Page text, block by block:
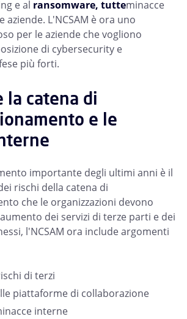
e al ransomware, tutteminacce
aziende. L'NCSAM è ora uno
per le aziende che vogliono
di cybersecurity e
più forti.
catena di
e le
importante degli ultimi anni è il
rischi della catena di
che le organizzazioni devono
dei servizi di terze parti e dei
l'NCSAM ora include argomenti
di terzi
piattaforme di collaborazione
interne